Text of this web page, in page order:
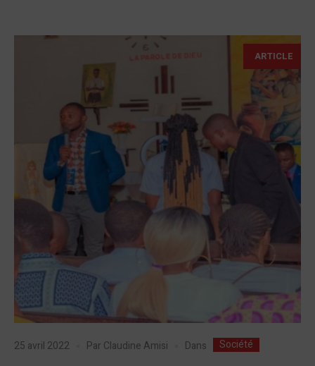
ARTICLE
25 avril 2022 Par Claudine Amisi Dans Société